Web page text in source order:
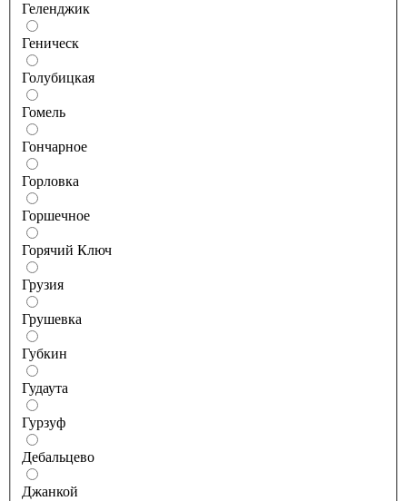
Геленджик
Геническ
Голубицкая
Гомель
Гончарное
Горловка
Горшечное
Горячий Ключ
Грузия
Грушевка
Губкин
Гудаута
Гурзуф
Дебальцево
Джанкой